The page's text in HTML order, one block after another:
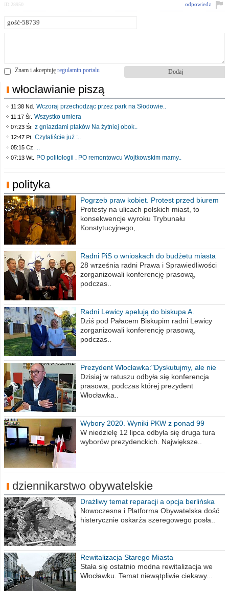
odpowiedz
ID:28950
Znam i akceptuję regulamin portalu
włocławianie piszą
11:38 Nd. Wczoraj przechodząc przez park na Słodowie..
11:17 Śr. Wszystko umiera
07:23 Śr. z gniazdami ptaków Na żytniej obok..
12:47 Pt. Czytaliście już :..
05:15 Cz. ..
07:13 Wt. PO politologii . PO remontowcu Wojtkowskim mamy..
polityka
Pogrzeb praw kobiet. Protest przed biurem
poselskim PiS
Protesty na ulicach polskich miast, to
konsekwencje wyroku Trybunału
Konstytucyjnego,..
Radni PiS o wnioskach do budżetu miasta
na 2021 rok
28 września radni Prawa i Sprawiedliwości
zorganizowali konferencję prasową,
podczas..
Radni Lewicy apelują do biskupa A.
Wiesława Meringa
Dziś pod Pałacem Biskupim radni Lewicy
zorganizowali konferencję prasową,
podczas..
Prezydent Włocławka:"Dyskutujmy, ale nie
obrażajmy się”
Dzisiaj w ratuszu odbyła się konferencja
prasowa, podczas której prezydent
Włocławka..
Wybory 2020. Wyniki PKW z ponad 99
procent obwodów
W niedzielę 12 lipca odbyła się druga tura
wyborów prezydenckich. Największe..
dziennikarstwo obywatelskie
Drażliwy temat reparacji a opcja berlińska
Nowoczesna i Platforma Obywatelska dość
histerycznie oskarża szeregowego posła..
Rewitalizacja Starego Miasta
Stała się ostatnio modna rewitalizacja we
Włocławku. Temat niewątpliwie ciekawy...